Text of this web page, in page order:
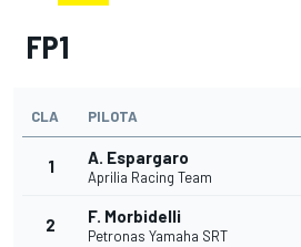
FP1
CLA PILOTA
1 A. Espargaro
Aprilia Racing Team
2 F. Morbidelli
Petronas Yamaha SRT